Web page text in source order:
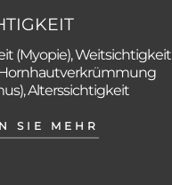
(Myopie), Weitsichtigkeit
Hornhautverkrümmung
Alterssichtigkeit
SIE MEHR